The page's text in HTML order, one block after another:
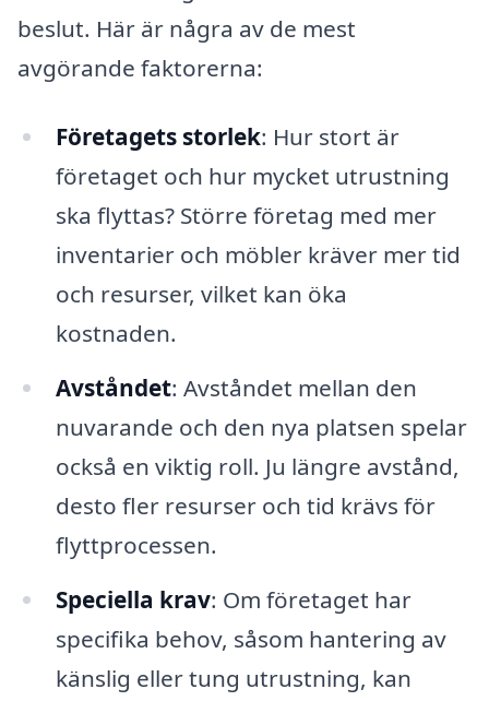
beslut. Här är några av de mest
avgörande faktorerna:
Företagets storlek: Hur stort är
företaget och hur mycket utrustning
ska flyttas? Större företag med mer
inventarier och möbler kräver mer tid
och resurser, vilket kan öka
kostnaden.
Avståndet: Avståndet mellan den
nuvarande och den nya platsen spelar
också en viktig roll. Ju längre avstånd,
desto fler resurser och tid krävs för
flyttprocessen.
Speciella krav: Om företaget har
specifika behov, såsom hantering av
känslig eller tung utrustning, kan